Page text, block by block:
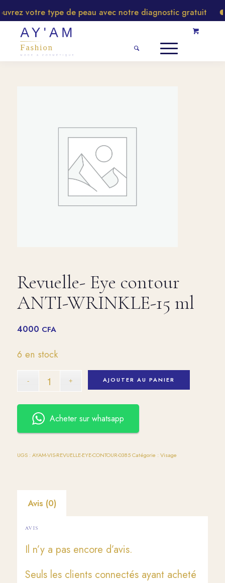
votre type de peau avec notre diagnostic gratuit
Revuelle- Eye contour
ANTI-WRINKLE-15 ml
4000 CFA
6 en stock
AJOUTER AU PANIER
Acheter sur whatsapp
UGS : AYAM-VIS-REVUELLE-EYE-CONTOUR-0385 Catégorie : Visage
Avis (0)
AVIS
Il n’y a pas encore d’avis.
Seuls les clients connectés ayant acheté